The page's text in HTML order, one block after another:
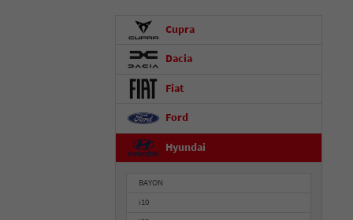
Cupra
Dacia
Fiat
Ford
Hyundai
BAYON
i10